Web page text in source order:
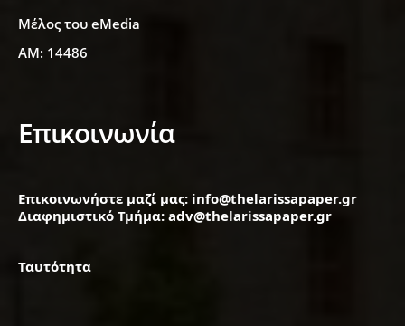
Μέλος του eMedia
ΑΜ: 14486
Επικοινωνία
Επικοινωνήστε μαζί μας: info@thelarissapaper.gr
Διαφημιστικό Τμήμα: adv@thelarissapaper.gr
Ταυτότητα